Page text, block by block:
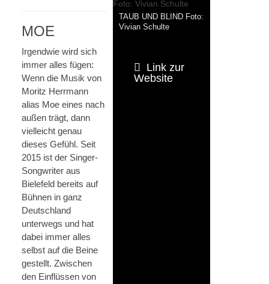
MOE
Irgendwie wird sich
immer alles fügen:
Wenn die Musik von
Moritz Herrmann
alias Moe eines nach
außen trägt, dann
vielleicht genau
dieses Gefühl. Seit
2015 ist der Singer-
Songwriter aus
Bielefeld bereits auf
Bühnen in ganz
Deutschland
unterwegs und hat
dabei immer alles
selbst auf die Beine
gestellt. Zwischen
den Einflüssen von
TAUB UND BLIND Foto:
Vivian Schulte
Link zur
Website